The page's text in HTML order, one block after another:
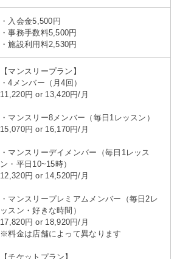
・入会金5,500円
・事務手数料5,500円
・施設利用料2,530円
【マンスリープラン】
・4メンバー（月4回）
11,220円 or 13,420円/月
・マンスリー8メンバー（毎日1レッスン）
15,070円 or 16,170円/月
・マンスリーデイメンバー（毎日1レッス
ン・平日10~15時）
12,320円 or 14,520円/月
・マンスリープレミアムメンバー（毎日2レ
ッスン・好きな時間）
17,820円 or 18,920円/月
※料金は店舗によって異なります
【チケットプラン】